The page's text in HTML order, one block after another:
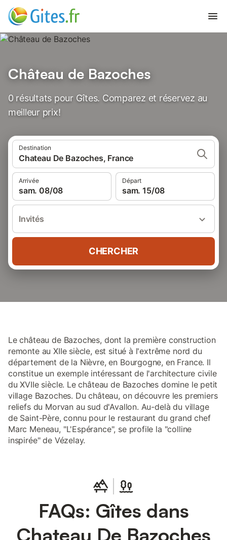
Château de Bazoches
0 résultats pour Gîtes. Comparez et réservez au
meilleur prix!
Destination
Chateau De Bazoches, France
Arrivée
sam. 08/08
Départ
sam. 15/08
Invités
CHERCHER
Le château de Bazoches, dont la première construction
remonte au XIIe siècle, est situé à l'extrême nord du
département de la Nièvre, en Bourgogne, en France. Il
constitue un exemple intéressant de l'architecture civile
du XVIIe siècle. Le château de Bazoches domine le petit
village Bazoches. Du château, on découvre les premiers
reliefs du Morvan au sud d'Avallon. Au-delà du village
de Saint-Père, connu pour le restaurant du grand chef
Marc Meneau, "L'Espérance", se profile la "colline
inspirée" de Vézelay.
FAQs: Gîtes dans
Chateau De Bazoches